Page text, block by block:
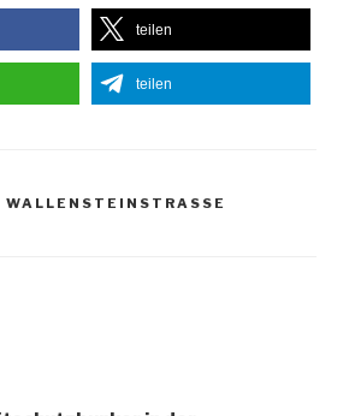
teilen
teilen
WALLENSTEINSTRASSE